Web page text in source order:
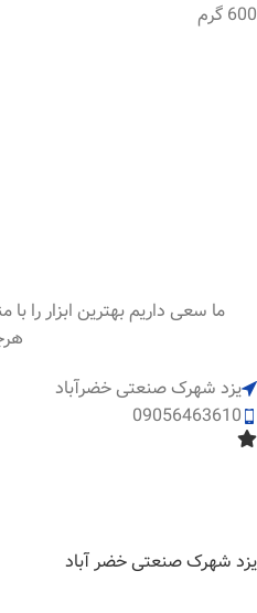
600 گرم
ما سعی داریم بهترین ابزار
یزد شهرک صنعتی خضرآباد
09056463610
یزد شهرک صنعتی خضر آباد